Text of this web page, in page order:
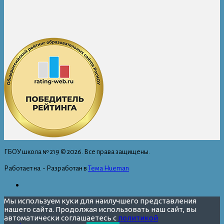
ГБОУ школа № 219 © 2026. Все права защищены.
Работает на - Разработан в Тема Hueman
Мы используем куки для наилучшего представления
нашего сайта. Продолжая использовать наш сайт, вы
автоматически соглашаетесь с политикой